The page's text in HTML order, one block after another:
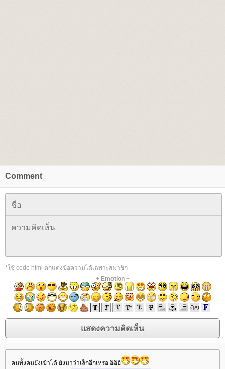
Comment
*ใช้ code html ตกแต่งข้อความได้เฉพาะสมาชิก
+ Emotion+
คนทั้งคนยังเข้าได้ ยังมาว่าเล็กอีกเหรอ อิอิอิ